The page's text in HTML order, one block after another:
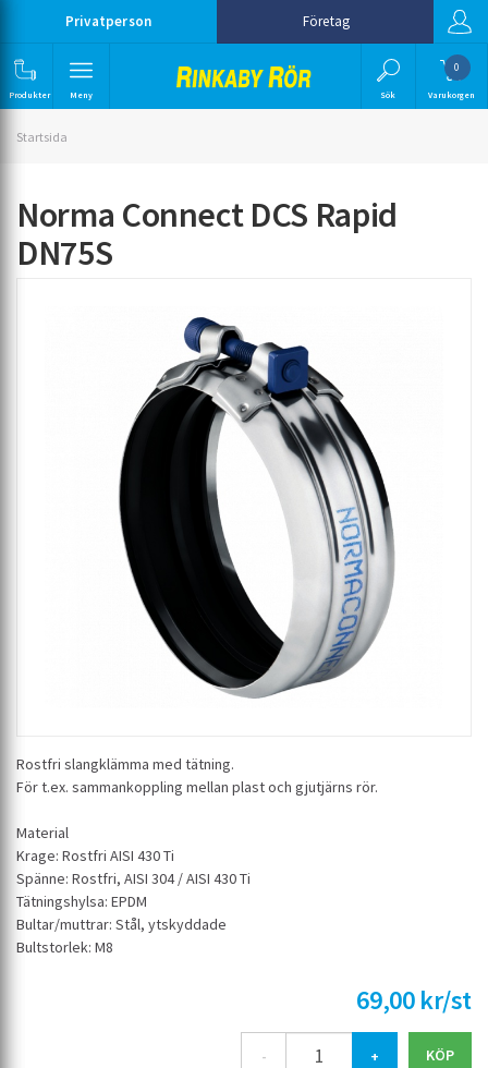
Privatperson Företag
Produkter Meny Sök
0
Varukorgen
Startsida
Norma Connect DCS Rapid
DN75S
Rostfri slangklämma med tätning.
För t.ex. sammankoppling mellan plast och gjutjärns rör.
Material
Krage: Rostfri AISI 430 Ti
Spänne: Rostfri, AISI 304 / AISI 430 Ti
Tätningshylsa: EPDM
Bultar/muttrar: Stål, ytskyddade
Bultstorlek: M8
69,00 kr/st
- +